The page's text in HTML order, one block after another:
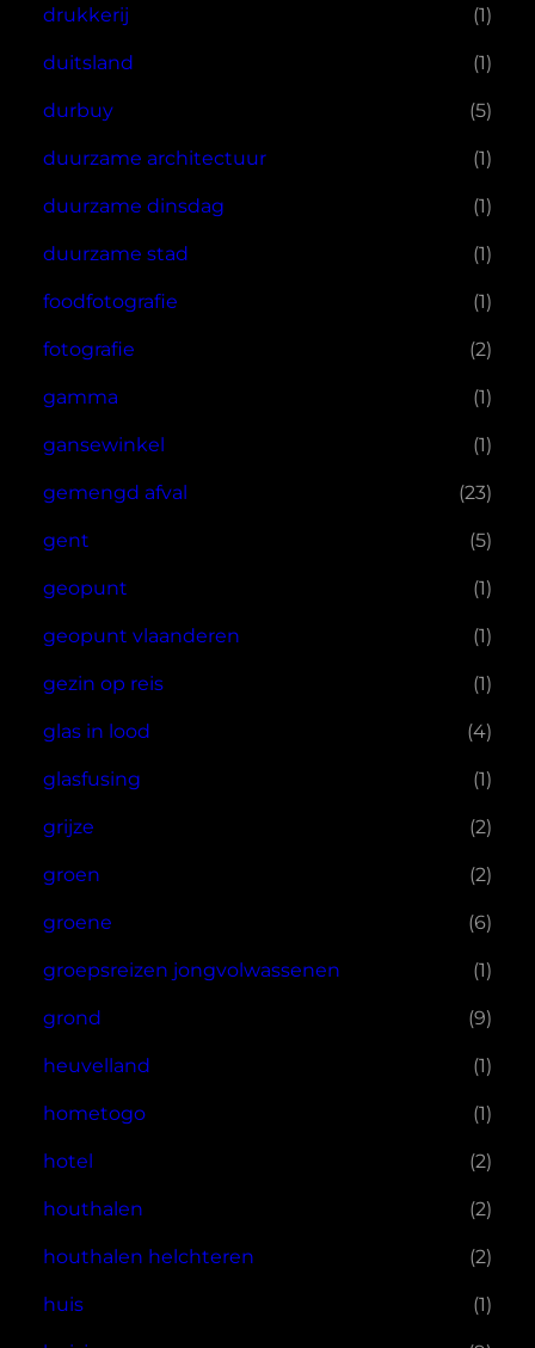
drukkerij (1)
duitsland (1)
durbuy (5)
duurzame architectuur (1)
duurzame dinsdag (1)
duurzame stad (1)
foodfotografie (1)
fotografie (2)
gamma (1)
gansewinkel (1)
gemengd afval (23)
gent (5)
geopunt (1)
geopunt vlaanderen (1)
gezin op reis (1)
glas in lood (4)
glasfusing (1)
grijze (2)
groen (2)
groene (6)
groepsreizen jongvolwassenen (1)
grond (9)
heuvelland (1)
hometogo (1)
hotel (2)
houthalen (2)
houthalen helchteren (2)
huis (1)